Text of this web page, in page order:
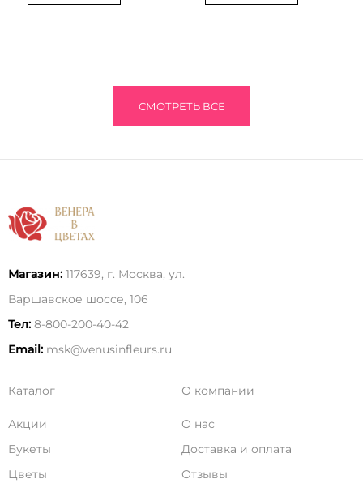
СМОТРЕТЬ ВСЕ
Магазин: 117639, г. Москва, ул.
Варшавское шоссе, 106
Тел: 8-800-200-40-42
Email: msk@venusinfleurs.ru
Каталог
Акции
Букеты
Цветы
О компании
О нас
Доставка и оплата
Отзывы